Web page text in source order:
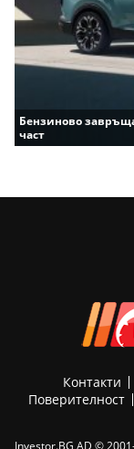
Бензиново
част
Контакти
Поверителност
Investor.BG AD ©